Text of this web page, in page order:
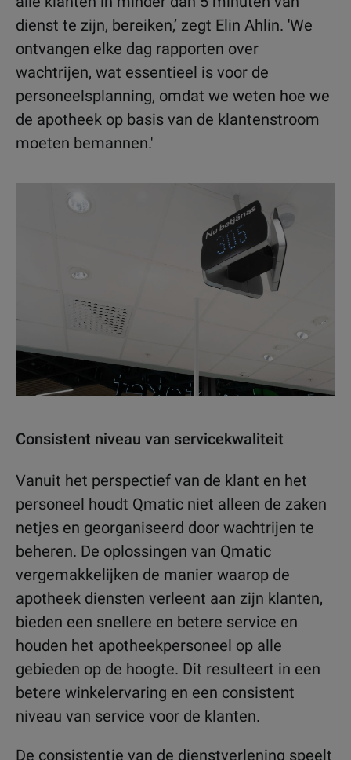
dienst te zijn, bereiken,’ zegt Elin Ahlin. 'We
ontvangen elke dag rapporten over
wachtrijen, wat essentieel is voor de
personeelsplanning, omdat we weten hoe we
de apotheek op basis van de klantenstroom
moeten bemannen.'
Consistent niveau van servicekwaliteit
Vanuit het perspectief van de klant en het
personeel houdt Qmatic niet alleen de zaken
netjes en georganiseerd door wachtrijen te
beheren. De oplossingen van Qmatic
vergemakkelijken de manier waarop de
apotheek diensten verleent aan zijn klanten,
bieden een snellere en betere service en
houden het apotheekpersoneel op alle
gebieden op de hoogte. Dit resulteert in een
betere winkelervaring en een consistent
niveau van service voor de klanten.
De consistentie van de dienstverlening speelt